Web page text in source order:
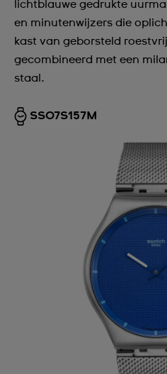
lichtblauwe gedrukte
en minutenwijzers die
kast van geborsteld
gecombineerd met een
staal.
SS07S157M